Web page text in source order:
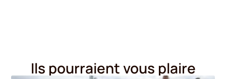
Ils pourraient vous plaire